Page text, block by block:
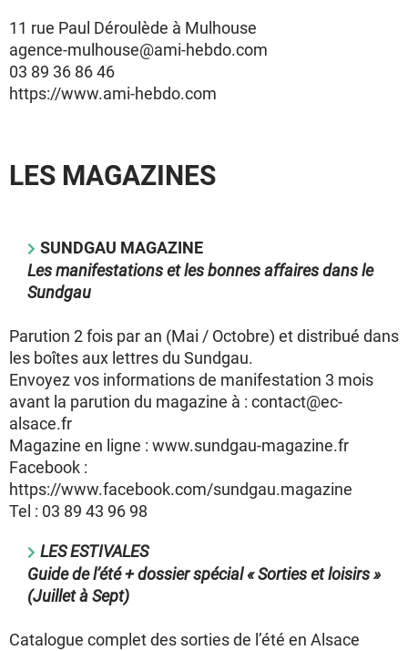
11 rue Paul Déroulède à Mulhouse
agence-mulhouse@ami-hebdo.com
03 89 36 86 46
https://www.ami-hebdo.com
LES MAGAZINES
SUNDGAU MAGAZINE
Les manifestations et les bonnes affaires dans le
Sundgau
Parution 2 fois par an (Mai / Octobre) et distribué dans
les boîtes aux lettres du Sundgau.
Envoyez vos informations de manifestation 3 mois
avant la parution du magazine à : contact@ec-
alsace.fr
Magazine en ligne : www.sundgau-magazine.fr
Facebook :
https://www.facebook.com/sundgau.magazine
Tel : 03 89 43 96 98
LES ESTIVALES
Guide de l’été + dossier spécial « Sorties et loisirs »
(Juillet à Sept)
Catalogue complet des sorties de l’été en Alsace